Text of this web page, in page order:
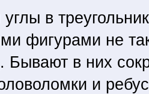
в
фигурами не
Бывают в них
и